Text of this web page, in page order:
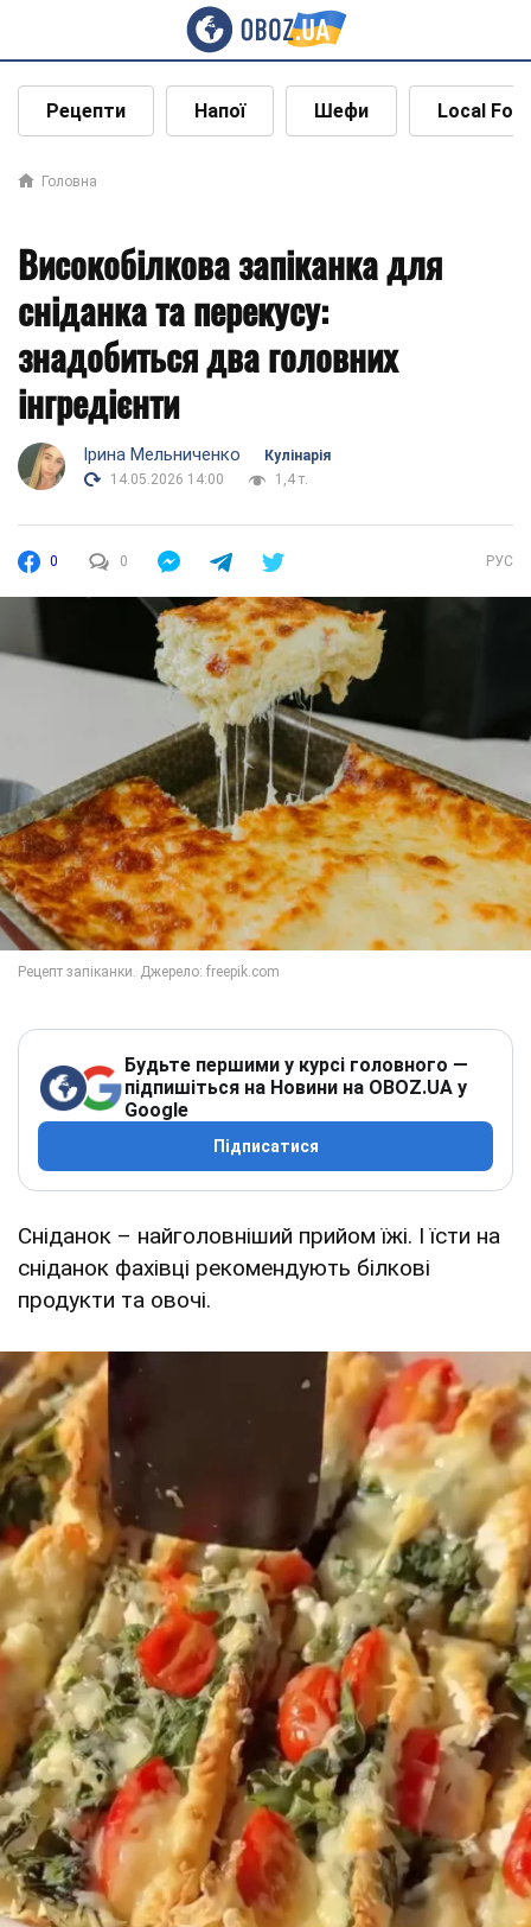
Рецепти Напої Шефи Local
Головна
Високобілкова запіканка для
сніданка та перекусу:
знадобиться два головних
інгредієнти
Ірина Мельниченко
Кулінарія
14.05.2026 14:00
1,4 т.
0 0 РУС
Будьте першими у курсі головного —
підпишіться на Новини на OBOZ.UA у
Google
Підписатися
Сніданок – найголовніший прийом їжі. І їсти на
сніданок фахівці рекомендують білкові
продукти та овочі.